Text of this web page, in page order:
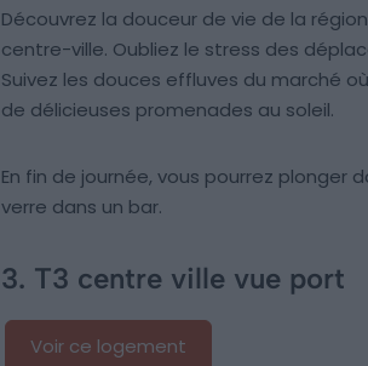
Découvrez la douceur de vie de la
centre-ville. Oubliez le stress des
Suivez les douces effluves du marché
de délicieuses promenades au soleil.
En fin de journée, vous pourrez plonger
verre dans un bar.
3. T3 centre ville vue port
Voir ce logement